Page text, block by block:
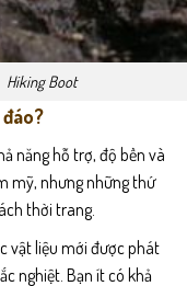
Hiking Boot
năng hỗ trợ, độ bền và
mỹ, nhưng những thứ
thời trang.
vật liệu mới được phát
nghiệt. Bạn ít có khả